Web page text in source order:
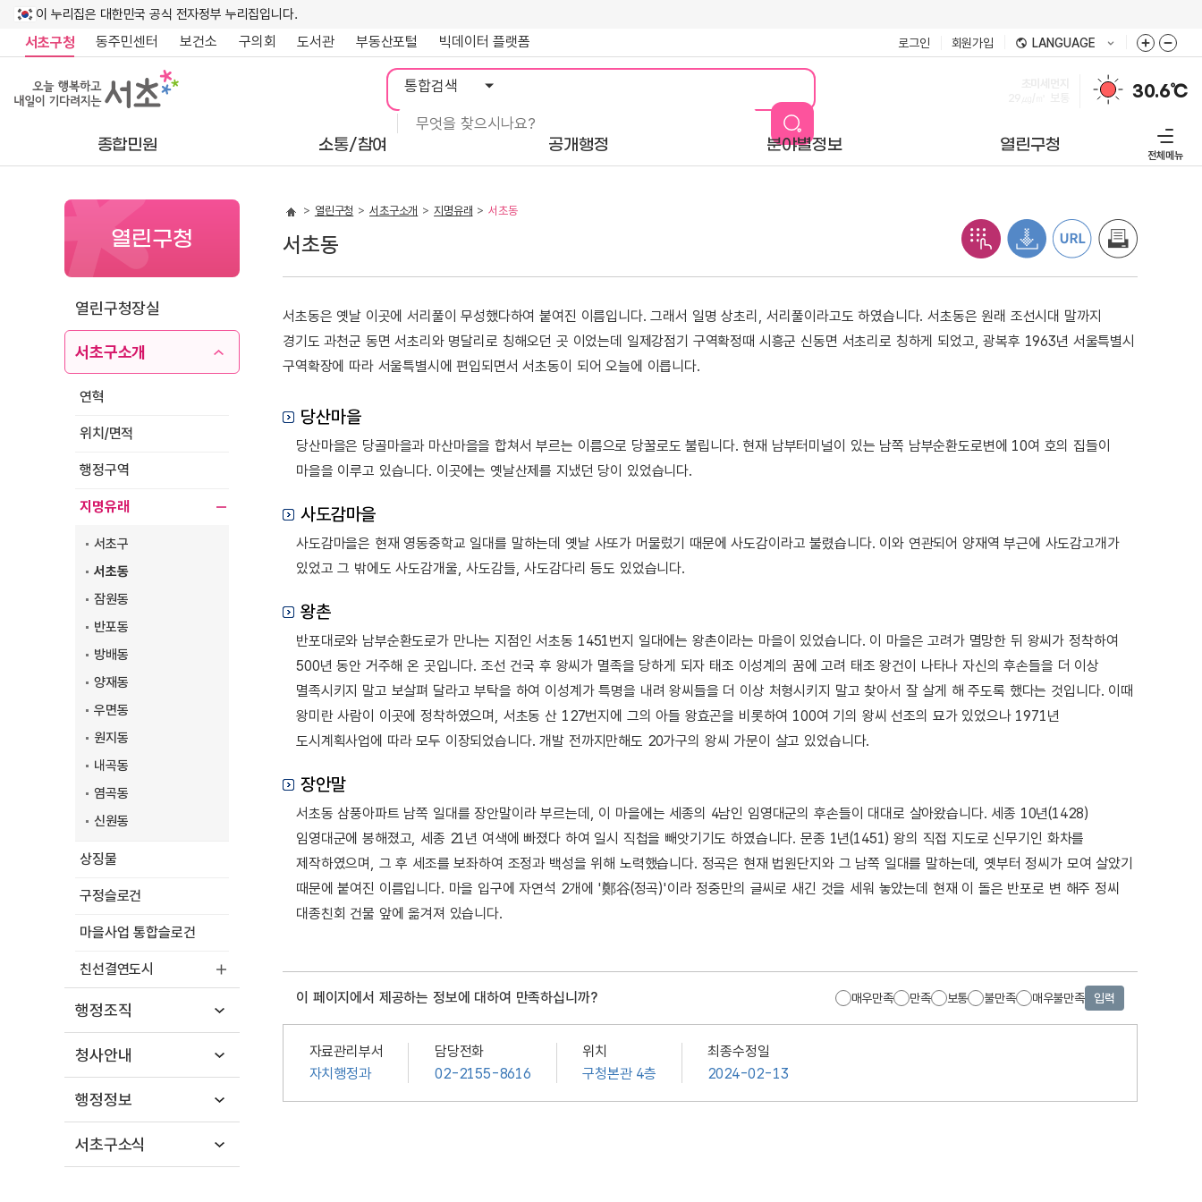
이 누리집은 대한민국 공식 전자정부 누리집입니다.
서초구청 동주민센터 보건소 구의회 도서관 부동산포털 빅데이터 플랫폼 로그인 회원가입 LANGUAGE
통
합
검
색
30.6℃
종합민원 소통/참여 공개행정 분야별정보 열린구청
전체메뉴
열린구청
열린구청장실
서초구소개
연혁
위치/면적
행정구역
지명유래
서초구
서초동
잠원동
반포동
방배동
양재동
우면동
원지동
내곡동
염곡동
신원동
상징물
구정슬로건
마을사업 통합슬로건
친선결연도시
행정조직
청사안내
행정정보
서초구소식
열린구청 서초구소개 지명유래 서초동
서초동
서초동은 옛날 이곳에 서리풀이 무성했다하여 붙여진 이름입니다. 그래서 일명 상초리, 서리풀이라고도 하였습니다. 서초동은 원래 조선시대 말까지
경기도 과천군 동면 서초리와 명달리로 칭해오던 곳 이었는데 일제강점기 구역확정때 시흥군 신동면 서초리로 칭하게 되었고, 광복후 1963년 서울특별시
구역확장에 따라 서울특별시에 편입되면서 서초동이 되어 오늘에 이릅니다.
당산마을
당산마을은 당골마을과 마산마을을 합쳐서 부르는 이름으로 당꿀로도 불립니다. 현재 남부터미널이 있는 남쪽 남부순환도로변에 10여 호의 집들이
마을을 이루고 있습니다. 이곳에는 옛날산제를 지냈던 당이 있었습니다.
사도감마을
사도감마을은 현재 영동중학교 일대를 말하는데 옛날 사또가 머물렀기 때문에 사도감이라고 불렸습니다. 이와 연관되어 양재역 부근에 사도감고개가
있었고 그 밖에도 사도감개울, 사도감들, 사도감다리 등도 있었습니다.
왕촌
반포대로와 남부순환도로가 만나는 지점인 서초동 1451번지 일대에는 왕촌이라는 마을이 있었습니다. 이 마을은 고려가 멸망한 뒤 왕씨가 정착하여
500년 동안 거주해 온 곳입니다. 조선 건국 후 왕씨가 멸족을 당하게 되자 태조 이성계의 꿈에 고려 태조 왕건이 나타나 자신의 후손들을 더 이상
멸족시키지 말고 보살펴 달라고 부탁을 하여 이성계가 특명을 내려 왕씨들을 더 이상 처형시키지 말고 찾아서 잘 살게 해 주도록 했다는 것입니다. 이때
왕미란 사람이 이곳에 정착하였으며, 서초동 산 127번지에 그의 아들 왕효곤을 비롯하여 100여 기의 왕씨 선조의 묘가 있었으나 1971년
도시계획사업에 따라 모두 이장되었습니다. 개발 전까지만해도 20가구의 왕씨 가문이 살고 있었습니다.
장안말
서초동 삼풍아파트 남쪽 일대를 장안말이라 부르는데, 이 마을에는 세종의 4남인 임영대군의 후손들이 대대로 살아왔습니다. 세종 10년(1428)
임영대군에 봉해졌고, 세종 21년 여색에 빠졌다 하여 일시 직첩을 빼앗기기도 하였습니다. 문종 1년(1451) 왕의 직접 지도로 신무기인 화차를
제작하였으며, 그 후 세조를 보좌하여 조정과 백성을 위해 노력했습니다. 정곡은 현재 법원단지와 그 남쪽 일대를 말하는데, 옛부터 정씨가 모여 살았기
때문에 붙여진 이름입니다. 마을 입구에 자연석 2개에 '鄭谷(정곡)'이라 정중만의 글씨로 새긴 것을 세워 놓았는데 현재 이 돌은 반포로 변 해주 정씨
대종친회 건물 앞에 옮겨져 있습니다.
이 페이지에서 제공하는 정보에 대하여 만족하십니까? 매우만족 만족 보통 불만족 매우불만족 입력
자료관리부서
자치행정과
담당전화
02-2155-8616
위치
구청본관 4층
최종수정일
2024-02-13